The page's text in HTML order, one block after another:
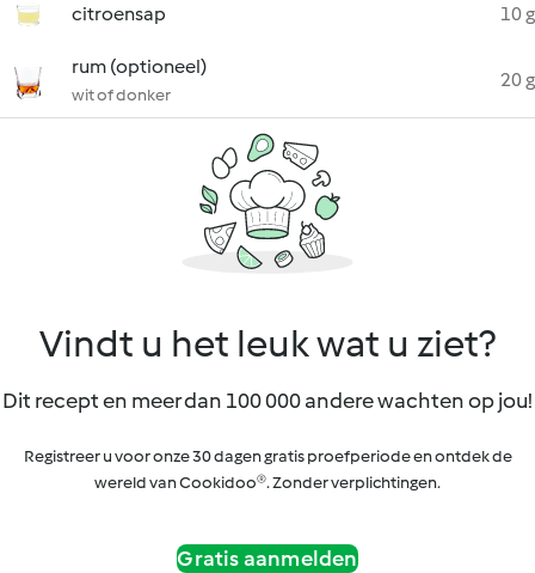
citroensap 10 g
rum (optioneel)
wit of donker
20 g
Vindt u het leuk wat u ziet?
Dit recept en meer dan 100 000 andere wachten op jou!
Registreer u voor onze 30 dagen gratis proefperiode en ontdek de
wereld van Cookidoo®. Zonder verplichtingen.
Gratis aanmelden